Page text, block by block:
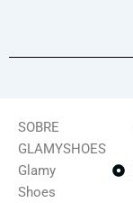
SOBRE
GLAMYSHOES
Glamy
Shoes